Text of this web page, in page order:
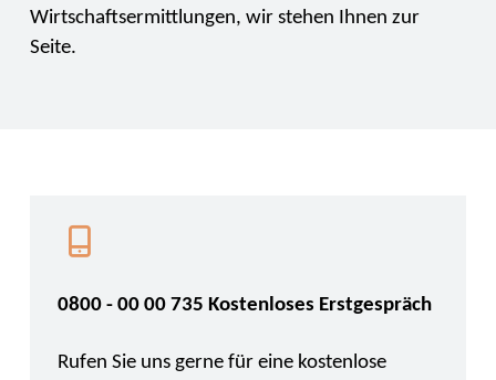
Wirtschaftsermittlungen, wir stehen Ihnen zur
Seite.
0800 - 00 00 735 Kostenloses Erstgespräch
Rufen Sie uns gerne für eine kostenlose